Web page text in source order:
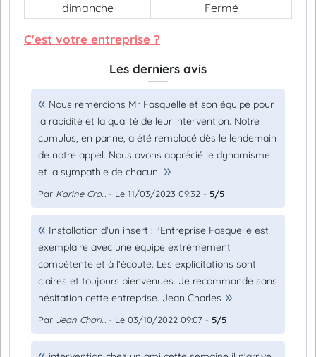
dimanche
Fermé
C'est votre entreprise ?
Les derniers avis
Nous remercions Mr Fasquelle et son équipe pour
la rapidité et la qualité de leur intervention. Notre
cumulus, en panne, a été remplacé dès le lendemain
de notre appel. Nous avons apprécié le dynamisme
et la sympathie de chacun.
Par Karine Cro... - Le 11/03/2023 09:32 - 5/5
Installation d'un insert : l'Entreprise Fasquelle est
exemplaire avec une équipe extrêmement
compétente et à l'écoute. Les explicitations sont
claires et toujours bienvenues. Je recommande sans
hésitation cette entreprise. Jean Charles
Par Jean Charl... - Le 03/10/2022 09:07 - 5/5